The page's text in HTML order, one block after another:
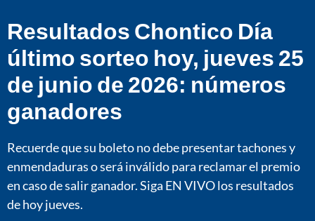
Resultados Chontico Día
último sorteo hoy, jueves 25
de junio de 2026: números
ganadores
Recuerde que su boleto no debe presentar tachones y
enmendaduras o será inválido para reclamar el premio
en caso de salir ganador. Siga EN VIVO los resultados
de hoy jueves.